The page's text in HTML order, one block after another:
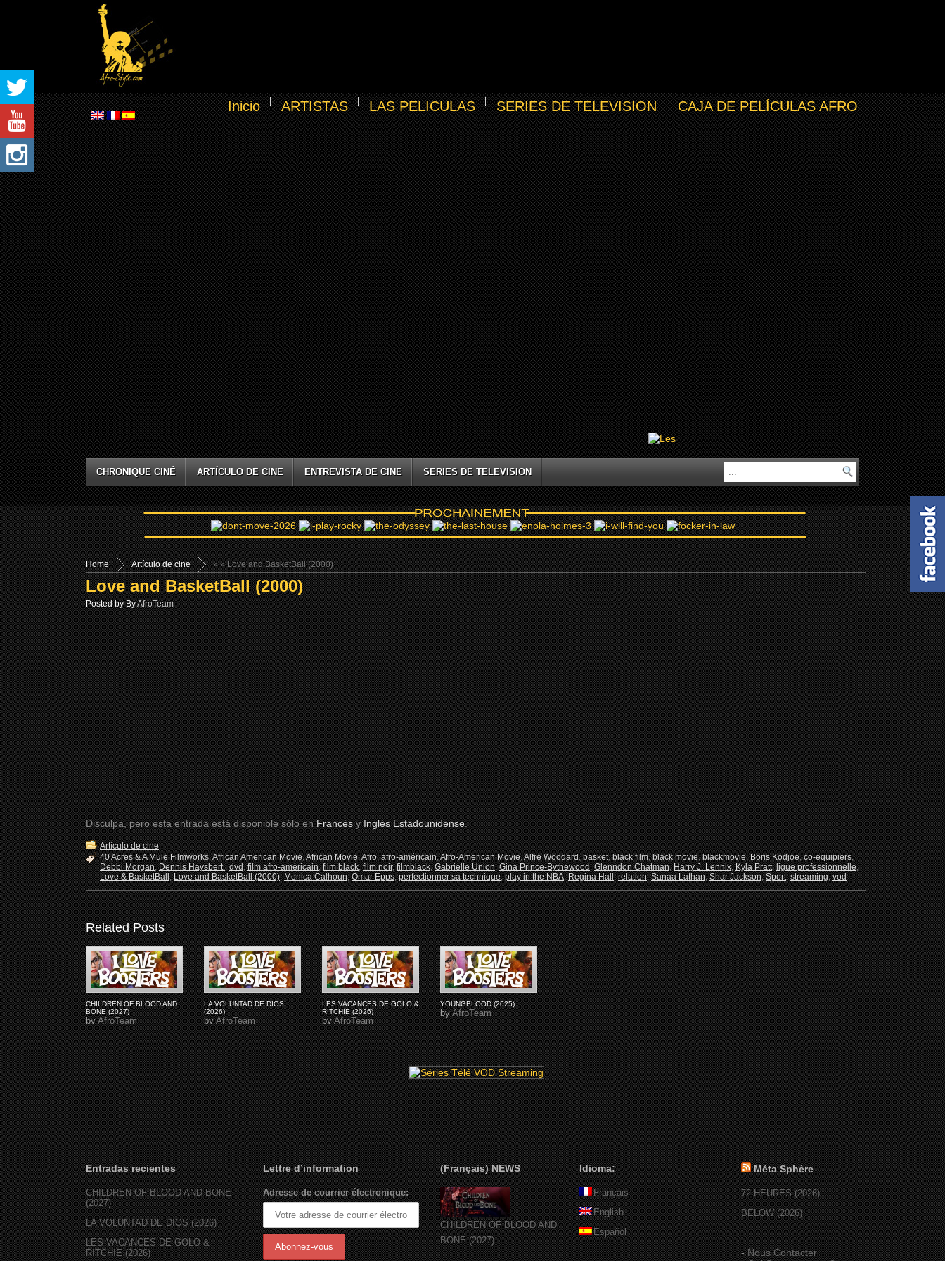
Inicio ARTISTAS LAS PELICULAS SERIES DE TELEVISION CAJA DE PELÍCULAS AFRO
CHRONIQUE CINÉ ARTÍCULO DE CINE ENTREVISTA DE CINE SERIES DE TELEVISION
Home »
Artículo de cine » Love and BasketBall (2000)
Love and BasketBall (2000)
Posted by ByAfroTeam
Disculpa, pero esta entrada está disponible sólo enFrancésyInglés Estadounidense.
Artículo de cine
40 Acres & A Mule Filmworks,African American Movie,African Movie,Afro,afro-américain,Afro-American Movie,Alfre Woodard,basket,black film,black movie,blackmovie,Boris Kodjoe,co-equipiers,
Debbi Morgan,Dennis Haysbert.,dvd,film afro-américain,film black,film noir,filmblack,Gabrielle Union,Gina Prince-Bythewood,Glenndon Chatman,Harry J. Lennix,Kyla Pratt,ligue professionnelle,
Love & BasketBall,Love and BasketBall (2000),Monica Calhoun,Omar Epps,perfectionner sa technique,play in the NBA,Regina Hall,relation,Sanaa Lathan,Shar Jackson,Sport,streaming,vod
Related Posts
CHILDREN OF BLOOD AND
BONE (2027)
byAfroTeam
LA VOLUNTAD DE DIOS
(2026)
byAfroTeam
LES VACANCES DE GOLO &
RITCHIE (2026)
byAfroTeam
YOUNGBLOOD (2025)
byAfroTeam
Entradas recientes
CHILDREN OF BLOOD AND BONE
(2027)
LA VOLUNTAD DE DIOS (2026)
LES VACANCES DE GOLO &
RITCHIE (2026)
Lettre d’information
Adresse de courrier électronique:
(Français) NEWS
CHILDREN OF BLOOD AND
BONE (2027)
Idioma:
Français
English
Español
Méta Sphère
72 HEURES (2026)
BELOW (2026)
-Nous Contacter